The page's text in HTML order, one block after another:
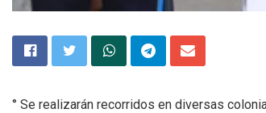
° Se realizarán recorridos en diversas